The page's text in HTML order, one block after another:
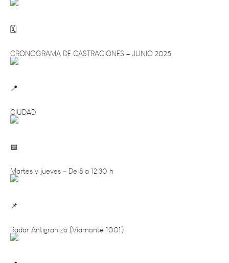
CRONOGRAMA DE CASTRACIONES – JUNIO 2025
CIUDAD
Martes y jueves – De 8 a 12:30 h
Radar Antigranizo (Viamonte 1001)